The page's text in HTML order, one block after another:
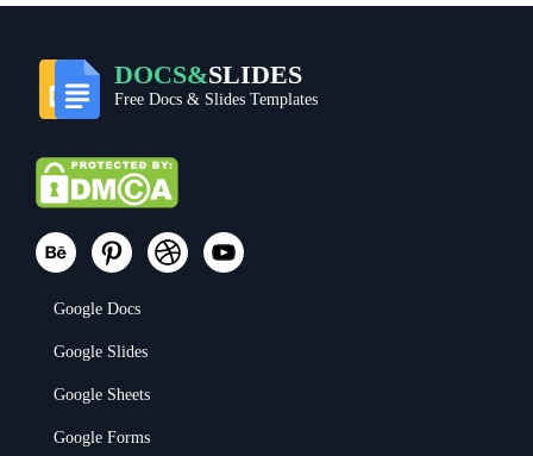
DOCS&SLIDES
Free Docs & Slides Templates
Google Docs
Google Slides
Google Sheets
Google Forms